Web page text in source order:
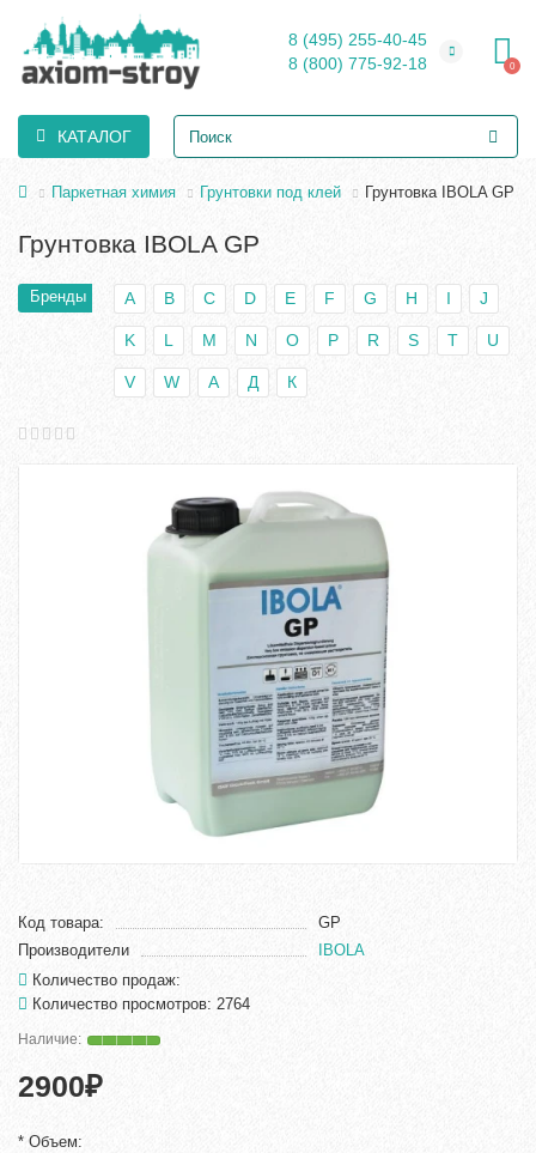
8 (495) 255-40-45
8 (800) 775-92-18
0
КАТАЛОГ
Паркетная химия Грунтовки под клей Грунтовка IBOLA GP
Грунтовка IBOLA GP
Бренды A B C D E F G H I J
K L M N O P R S T U
V W А Д К
Код товара:
GP
Производители
IBOLA
Количество продаж:
Количество просмотров: 2764
2900₽
* Объем: